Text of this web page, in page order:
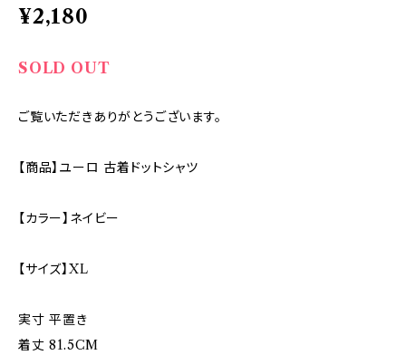
¥2,180
SOLD OUT
ご覧いただきありがとうございます。
【商品】ユーロ 古着ドットシャツ
【カラー】ネイビー
【サイズ】XL
実寸 平置き
着丈 81.5CM